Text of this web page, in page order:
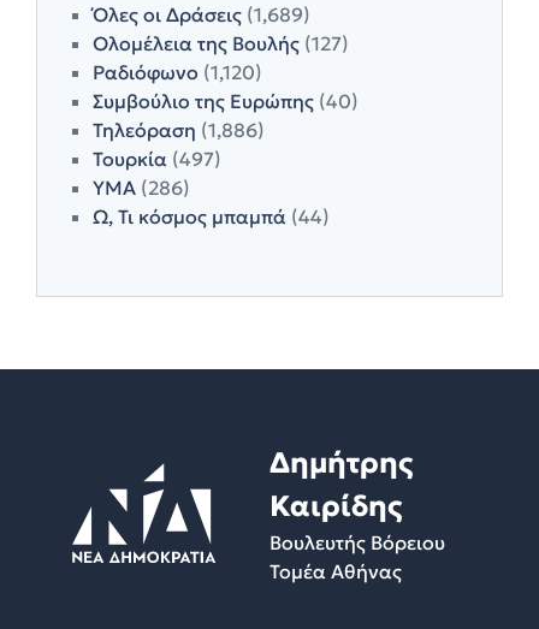
Όλες οι Δράσεις (1,689)
Ολομέλεια της Βουλής (127)
Ραδιόφωνο (1,120)
Συμβούλιο της Ευρώπης (40)
Τηλεόραση (1,886)
Τουρκία (497)
ΥΜΑ (286)
Ω, Τι κόσμος μπαμπά (44)
Δημήτρης
Καιρίδης
Βουλευτής Βόρειου
Τομέα Αθήνας